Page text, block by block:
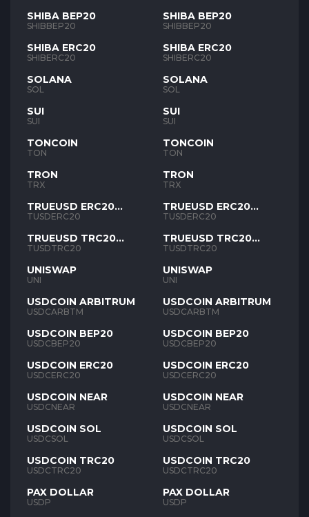
SHIBA BEP20
SHIBBEP20
SHIBA ERC20
SHIBERC20
SOLANA
SOL
SUI
SUI
TONCOIN
TON
TRON
TRX
TRUEUSD ERC20
TUSD
TUSDERC20
TRUEUSD TRC20
TUSD
TUSDTRC20
UNISWAP
UNI
USDCOIN ARBITRUM
USDCARBTM
USDCOIN BEP20
USDCBEP20
USDCOIN ERC20
USDCERC20
USDCOIN NEAR
USDCNEAR
USDCOIN SOL
USDCSOL
USDCOIN TRC20
USDCTRC20
PAX DOLLAR
USDP
SHIBA BEP20
SHIBBEP20
SHIBA ERC20
SHIBERC20
SOLANA
SOL
SUI
SUI
TONCOIN
TON
TRON
TRX
TRUEUSD ERC20
TUSD
TUSDERC20
TRUEUSD TRC20
TUSD
TUSDTRC20
UNISWAP
UNI
USDCOIN ARBITRUM
USDCARBTM
USDCOIN BEP20
USDCBEP20
USDCOIN ERC20
USDCERC20
USDCOIN NEAR
USDCNEAR
USDCOIN SOL
USDCSOL
USDCOIN TRC20
USDCTRC20
PAX DOLLAR
USDP